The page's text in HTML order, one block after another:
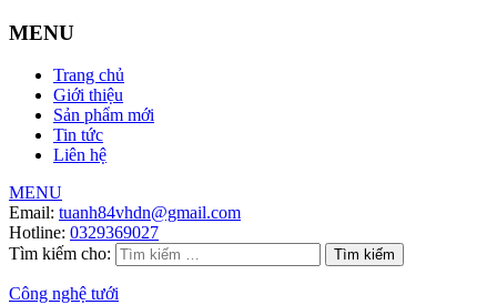
MENU
Trang chủ
Giới thiệu
Sản phẩm mới
Tin tức
Liên hệ
MENU
Email: tuanh84vhdn@gmail.com
Hotline: 0329369027
Tìm kiếm cho:
Công nghệ tưới